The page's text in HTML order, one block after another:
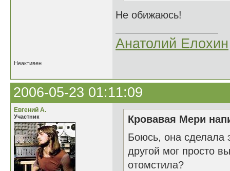
Не обижаюсь!
Анатолий Елохин
Неактивен
2006-05-23 01:11:09
Евгений А.
Участник
Кровавая Мери
Боюсь, она сделала
другой мог просто
отомстила?